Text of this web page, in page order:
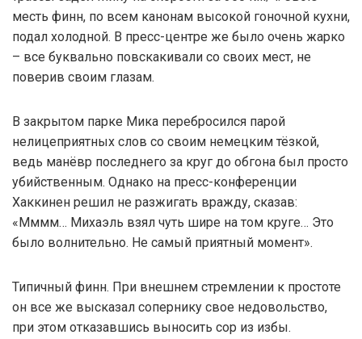
месть финн, по всем канонам высокой гоночной кухни,
подал холодной. В пресс-центре же было очень жарко
– все буквально повскакивали со своих мест, не
поверив своим глазам.
В закрытом парке Мика перебросился парой
нелицеприятных слов со своим немецким тёзкой,
ведь манёвр последнего за круг до обгона был просто
убийственным. Однако на пресс-конференции
Хаккинен решил не разжигать вражду, сказав:
«Мммм… Михаэль взял чуть шире на том круге… Это
было волнительно. Не самый приятный момент».
Типичный финн. При внешнем стремлении к простоте
он все же высказал сопернику свое недовольство,
при этом отказавшись выносить сор из избы.